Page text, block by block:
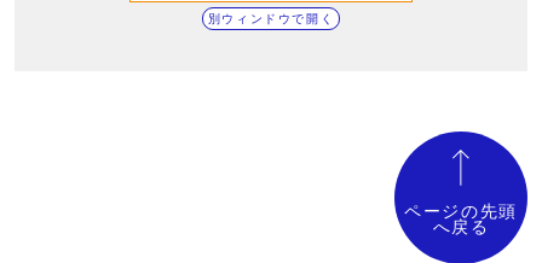
別ウィンドウで開く
ページの先頭
へ戻る